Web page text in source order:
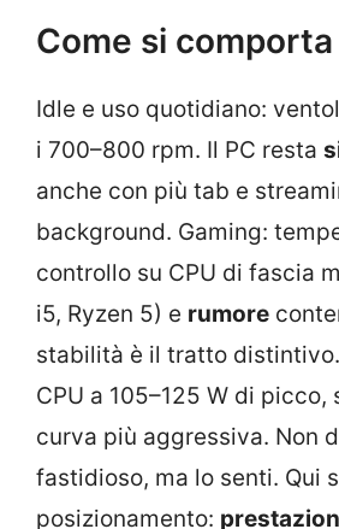
Come si
Idle e uso quotidiano:
i 700–800 rpm. Il PC resta
anche con più tab e
background. Gaming:
controllo su CPU di fascia
i5, Ryzen 5) e rumore
stabilità è il tratto
CPU a 105–125 W di picco,
curva più aggressiva. Non
fastidioso, ma lo senti. Qui
posizionamento: